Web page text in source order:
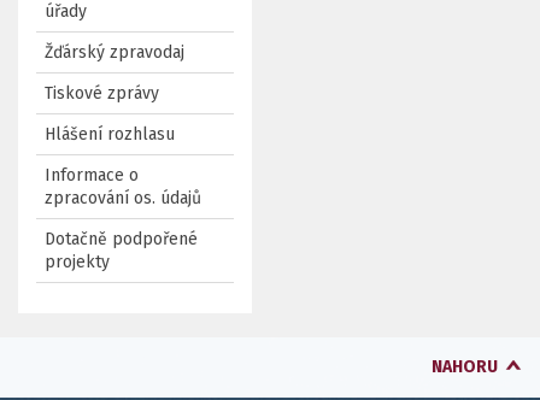
úřady
Žďárský zpravodaj
Tiskové zprávy
Hlášení rozhlasu
Informace o
zpracování os. údajů
Dotačně podpořené
projekty
NAHORU